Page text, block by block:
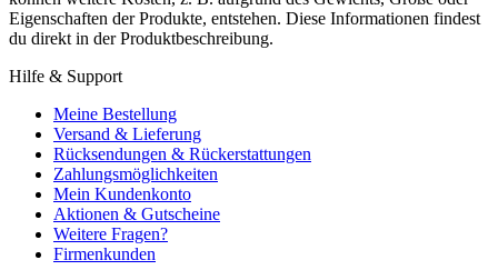
Eigenschaften der Produkte, entstehen. Diese Informationen findest
du direkt in der Produktbeschreibung.
Hilfe & Support
Meine Bestellung
Versand & Lieferung
Rücksendungen & Rückerstattungen
Zahlungsmöglichkeiten
Mein Kundenkonto
Aktionen & Gutscheine
Weitere Fragen?
Firmenkunden